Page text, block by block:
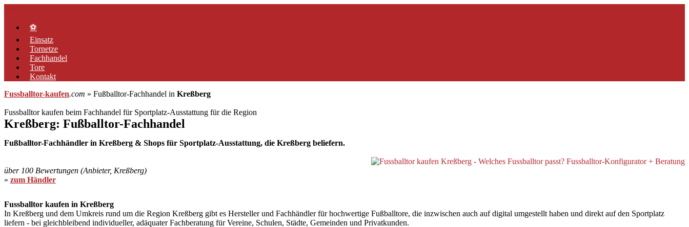
springen⚽
Einsatz
Tornetze
Fachhandel
Tore
Kontakt
Fussballtor-kaufen.com » Fußballtor-Fachhandel in Kreßberg
Fussballtor kaufen beim Fachhandel für Sportplatz-Ausstattung für die Region
Kreßberg: Fußballtor-Fachhandel
Fußballtor-Fachhändler in Kreßberg & Shops für Sportplatz-Ausstattung, die Kreßberg beliefern.
über 100 Bewertungen (Anbieter, Kreßberg)
» zum Händler
Fussballtor kaufen in Kreßberg
In Kreßberg und dem Umkreis rund um die Region Kreßberg gibt es Hersteller und Fachhändler für hochwertige Fußballtore, die inzwischen auch auf digital umgestellt haben und direkt auf den Sportplatz
liefern - bei gleichbleibend individueller, adäquater Fachberatung für Vereine, Schulen, Städte, Gemeinden und Privatkunden.